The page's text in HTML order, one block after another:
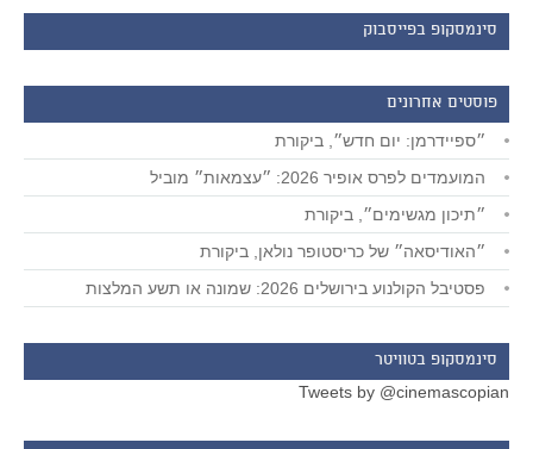
סינמסקופ בפייסבוק
פוסטים אחרונים
״ספיידרמן: יום חדש״, ביקורת
המועמדים לפרס אופיר 2026: ״עצמאות״ מוביל
״תיכון מגשימים״, ביקורת
״האודיסאה״ של כריסטופר נולאן, ביקורת
פסטיבל הקולנוע בירושלים 2026: שמונה או תשע המלצות
סינמסקופ בטוויטר
Tweets by @cinemascopian